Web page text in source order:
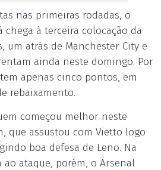
nas primeiras rodadas, o
à terceira colocação da
um atrás de Manchester City e
ainda neste domingo. Por
apenas cinco pontos, em
rebaixamento.
começou melhor neste
que assustou com Vietto logo
boa defesa de Leno. Na
ataque, porém, o Arsenal